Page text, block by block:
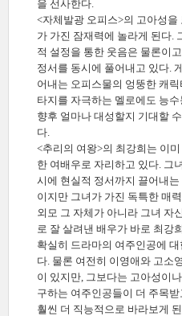
을 선사한다.
<자체발광 오피스>의 고아성
가 가진 잠재력에 놀라게 된다.
적 설정을 통한 웃음은 물론이
정서를 동시에 풀어내고 있다.
어내는 오피스물의 엉뚱한 캐
타지를 자극하는 멜로에도 능
향후 얼마나 대성할지 기대할
다.
<추리의 여왕>의 최강희는 이
한 여배우로 자리하고 있다. 그
시에 현실적 정서까지 끌어내
이지만 그녀가 가진 독특한 매
외모 그 자체가 아니라 그녀 자
로 잘 살려낸 배우가 바로 최강
확실히 드라마의 여주인공에
다. 물론 여전히 이영애와 고소
이 있지만, 그보다는 고아성이
구하는 여주인공들이 더 주목
훨씬 더 직능적으로 바라보게